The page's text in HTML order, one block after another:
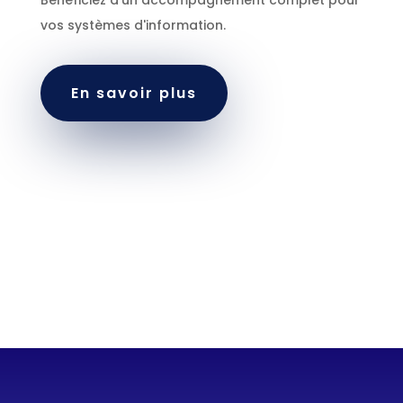
vos systèmes d'information.
En savoir plus